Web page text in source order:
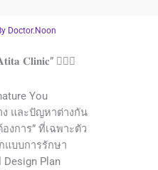
Doctor.Noon
𝐂𝐥𝐢𝐧𝐢𝐜” 👩🏻‍⚕️
You
และปัญหาต่างกัน
งการ” ที่เฉพาะตัว
บบการรักษา
Plan